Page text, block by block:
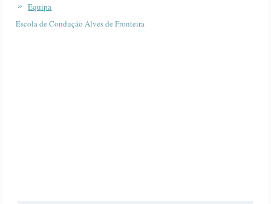
Equipa
Escola de Condução Alves de Fronteira